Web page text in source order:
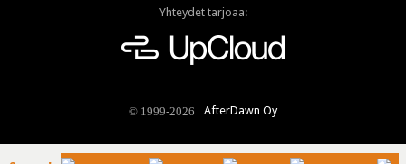
Yhteydet tarjoaa:
© 1999-2026 AfterDawn Oy